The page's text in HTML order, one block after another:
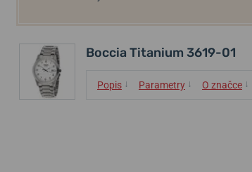
Boccia Titanium 3619-01
Popis ↓ Parametry ↓ O značce ↓